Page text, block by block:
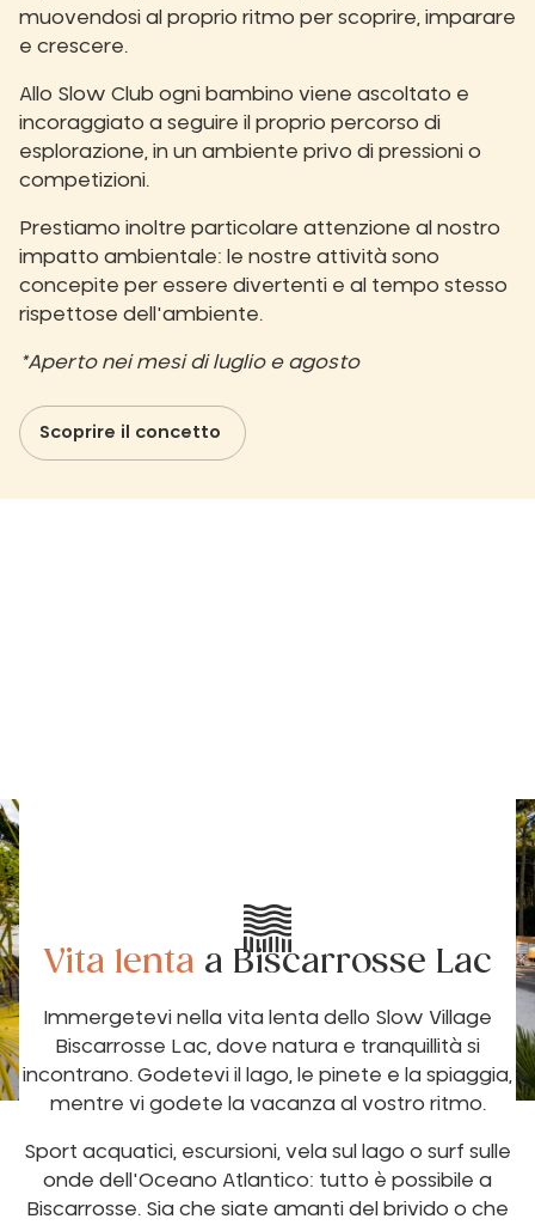
muovendosi al proprio ritmo per scoprire, imparare
e crescere.
Allo Slow Club ogni bambino viene ascoltato e
incoraggiato a seguire il proprio percorso di
esplorazione, in un ambiente privo di pressioni o
competizioni.
Prestiamo inoltre particolare attenzione al nostro
impatto ambientale: le nostre attività sono
concepite per essere divertenti e al tempo stesso
rispettose dell'ambiente.
*Aperto nei mesi di luglio e agosto
Scoprire il concetto
Vita lenta a Biscarrosse Lac
Immergetevi nella vita lenta dello Slow Village
Biscarrosse Lac, dove natura e tranquillità si
incontrano. Godetevi il lago, le pinete e la spiaggia,
mentre vi godete la vacanza al vostro ritmo.
Sport acquatici, escursioni, vela sul lago o surf sulle
onde dell'Oceano Atlantico: tutto è possibile a
Biscarrosse. Sia che siate amanti del brivido o che